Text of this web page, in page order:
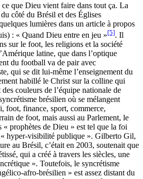
ce que Dieu vient faire dans tout ça. La
côté du Brésil et des Églises
lumières dans un article à propos
: « Quand Dieu entre en jeu »[5]. Il
sur le foot, les religions et la société
latine, que dans l’optique
du football va de pair avec
qui se dit lui-même l’enseignement du
habillé le Christ sur la colline qui
couleurs de l’équipe nationale de
brésilien où se mélangent
foot, finance, sport, commerce,
de foot, mais aussi au Parlement, le
prophètes de Dieu » est tel que la foi
hyper-visibilité publique ». Gilberto Gil,
au Brésil, c’était en 2003, soutenait que
qui a créé à travers les siècles, une
». Toutefois, le syncrétisme
afro-brésilien » est assez distant du